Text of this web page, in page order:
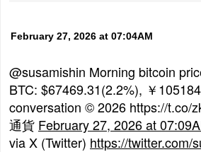
February 27, 2026 at 07:04AM
@susamishin Morning bitcoin
BTC: $67469.31(2.2%), ￥
conversation © 2026 https://t.co/
通貨 February 27, 2026 at
via X (Twitter) https://twitter.com/